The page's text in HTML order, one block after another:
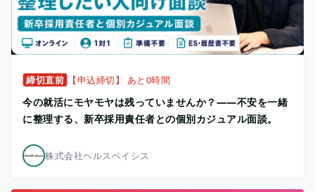
締切直前 【申込締切】 あと0時間
今の就活にモヤモヤは残っていませんか？——不安を一緒
に整理する、新卒採用責任者との個別カジュアル面談。
株式会社ヘルスベイシス